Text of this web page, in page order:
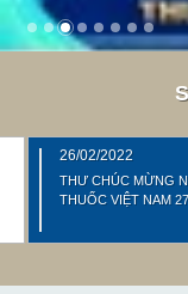
26/02/2022
THƯ CHÚC MỪNG
THUỐC VIỆT NAM